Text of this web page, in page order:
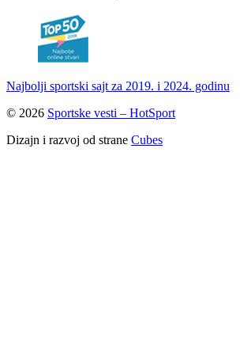
Najbolji sportski sajt za 2019. i 2024. godinu
© 2026 Sportske vesti – HotSport
Dizajn i razvoj od strane Cubes